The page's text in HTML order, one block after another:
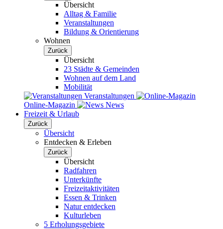
Übersicht
Alltag & Familie
Veranstaltungen
Bildung & Orientierung
Wohnen
Zurück
Übersicht
23 Städte & Gemeinden
Wohnen auf dem Land
Mobilität
Veranstaltungen
Online-Magazin
News
Freizeit & Urlaub
Zurück
Übersicht
Entdecken & Erleben
Zurück
Übersicht
Radfahren
Unterkünfte
Freizeitaktivitäten
Essen & Trinken
Natur entdecken
Kulturleben
5 Erholungsgebiete